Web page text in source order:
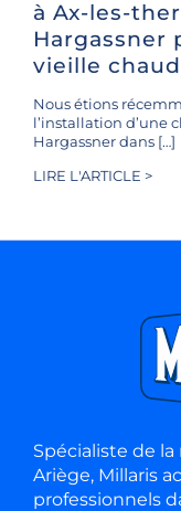
à Ax-les-
Hargassner
vieille
Nous étions
l’installation d’une
Hargassner dans […]
LIRE L'ARTICLE >
Spécialiste de
Ariège, Millaris
professionnels